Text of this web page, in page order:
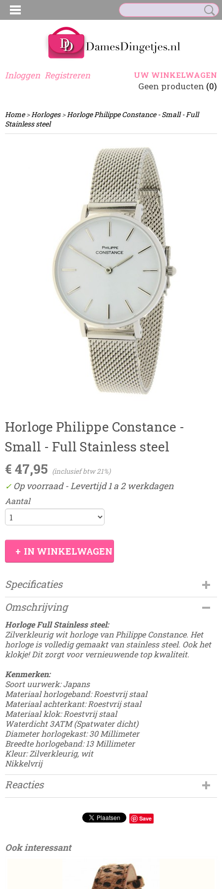
Inloggen Registreren UW WINKELWAGEN
Geen producten (0)
Home>Horloges>Horloge Philippe Constance - Small - Full
Stainless steel
Horloge Philippe Constance -
Small - Full Stainless steel
€ 47,95 (inclusief btw 21%)
✓ Op voorraad- Levertijd 1 a 2 werkdagen
Aantal
IN WINKELWAGEN
Specificaties
Productcode
Damesdingetjes-450J-8
Omschrijving
Horloge Full Stainless steel:
Zilverkleurig wit horloge van Philippe Constance. Het
horloge is volledig gemaakt van stainless steel. Ook het
klokje! Dit zorgt voor vernieuwende top kwaliteit.
Kenmerken:
Soort uurwerk: Japans
Materiaal horlogeband: Roestvrij staal
Materiaal achterkant: Roestvrij staal
Materiaal klok: Roestvrij staal
Waterdicht 3ATM (Spatwater dicht)
Diameter horlogekast: 30 Millimeter
Breedte horlogeband: 13 Millimeter
Kleur: Zilverkleurig, wit
Nikkelvrij
Reacties
Save
Ook interessant